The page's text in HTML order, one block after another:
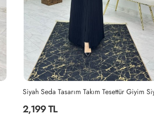
Siyah Şahane Abaya Takım Tesettür Giyim
2,299 TL